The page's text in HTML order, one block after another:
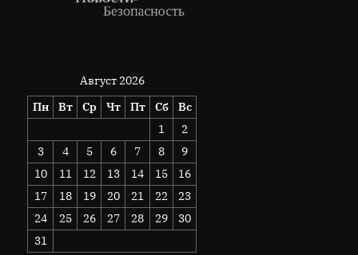
Август 2026
Пн
Вт Ср Чт Пт Сб
Вс
1
2
3
4 5 6 7 8
9
10
11 12 13 14 15
16
17
18 19 20 21 22
23
24
25 26 27 28 29
30
31